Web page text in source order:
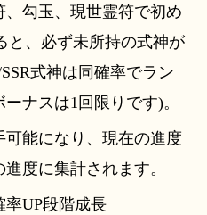
勾玉、現世霊符で初め
と、必ず未所持の式神が
式神は同確率でラン
ナスは1回限りです)。
能になり、現在の進度
度に集計されます。
UP段階成長